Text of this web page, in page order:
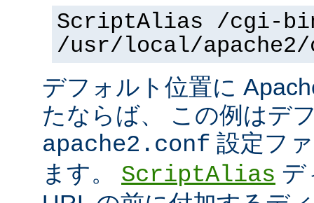
ScriptAlias /cgi-
/usr/local/
デフォルト位置に
たならば、 この例はデ
apache2.conf 設定フ
ます。 ScriptAlias デ